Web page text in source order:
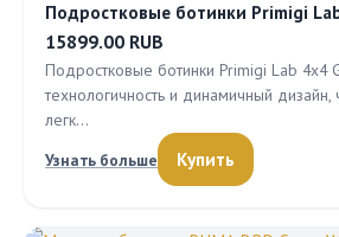
Подростковые ботинки Primigi
15899.00 RUB
Подростковые ботинки Primigi Lab 4x4
технологичность и динамичный дизайн,
легк…
Узнать больше
Купить